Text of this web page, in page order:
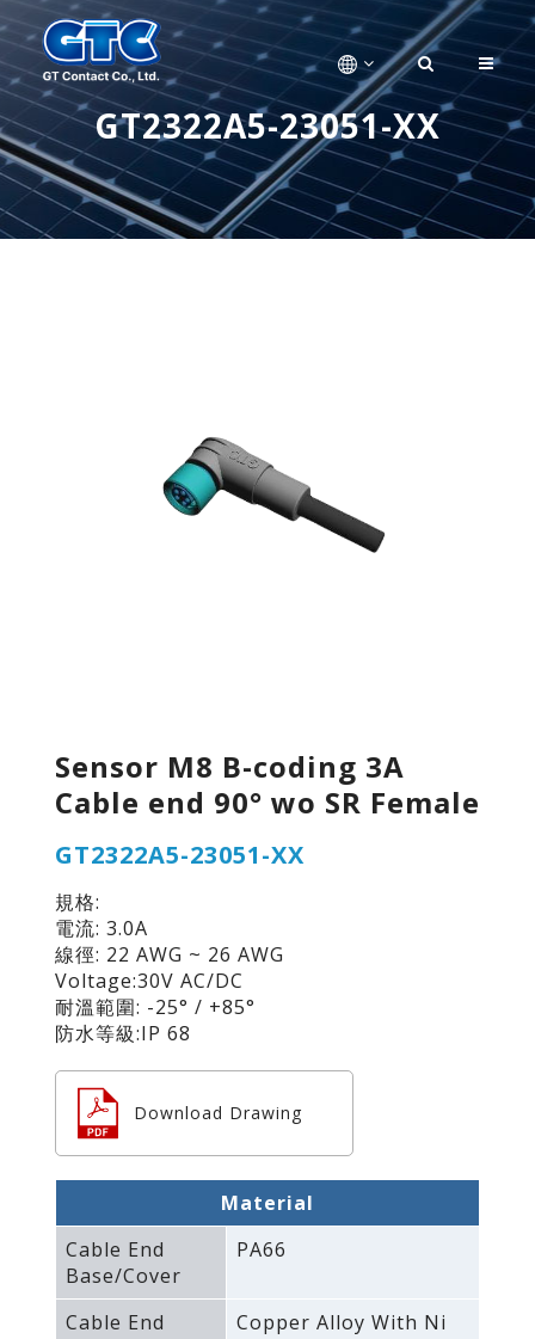
GT2322A5-23051-XX
Sensor M8 B-coding 3A
Cable end 90° wo SR Female
GT2322A5-23051-XX
規格:
電流: 3.0A
線徑: 22 AWG ~ 26 AWG
Voltage:30V AC/DC
耐溫範圍: -25° / +85°
防水等級:IP 68
Download Drawing
Material
Cable End
Base/Cover
PA66
Cable End
Copper Alloy With Ni